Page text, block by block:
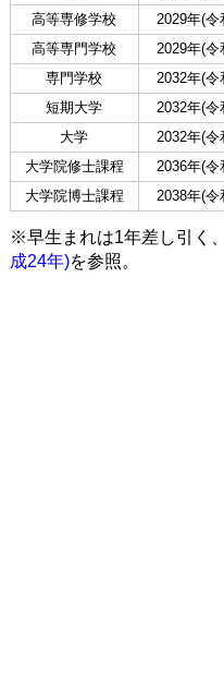
高等専修学校
2029年(令
高等専門学校
2029年(令
専門学校
2032年(令
短期大学
2032年(令
大学
2032年(令
大学院修士課程
2036年(令
大学院博士課程
2038年(令
※早生まれは1年差し引く
成24年)を参照。